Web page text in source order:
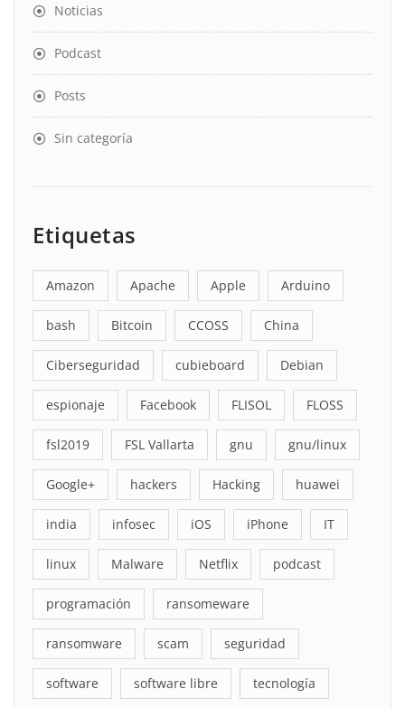
Noticias
Podcast
Posts
Sin categoría
Etiquetas
Amazon Apache Apple Arduino
bash Bitcoin CCOSS China
Ciberseguridad cubieboard Debian
espionaje Facebook FLISOL FLOSS
fsl2019 FSL Vallarta gnu gnu/linux
Google+ hackers Hacking huawei
india infosec iOS iPhone IT
linux Malware Netflix podcast
programación ransomeware
ransomware scam seguridad
software software libre tecnología